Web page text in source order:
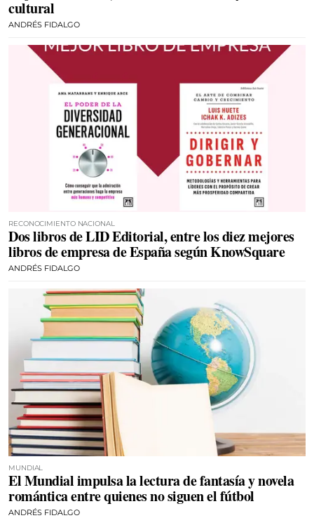
cultural
ANDRÉS FIDALGO
RECONOCIMIENTO NACIONAL
Dos libros de LID Editorial, entre los diez mejores
libros de empresa de España según KnowSquare
ANDRÉS FIDALGO
MUNDIAL
El Mundial impulsa la lectura de fantasía y novela
romántica entre quienes no siguen el fútbol
ANDRÉS FIDALGO